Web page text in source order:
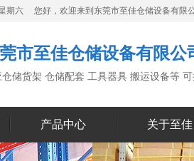
期六 您好，欢迎来到东莞市至佳仓储设备有限
市至佳仓储设备有限公
仓储货架 仓储配套 工具器具 搬运设备等
产品中心 关于至佳